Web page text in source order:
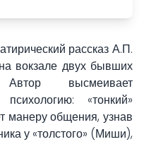
рассказ А.П.
вокзале двух бывших
Автор высмеивает
«тонкий»
манеру общения, узнав
у «толстого» (Миши),